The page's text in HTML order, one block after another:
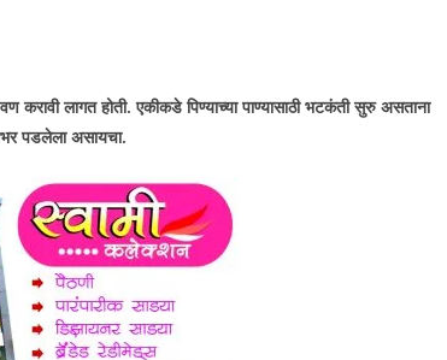
करावी लागत होती. एकीकडे पिण्याच्या पाण्यासाठी भटकंती सुरु असताना
पडलेला असायचा.